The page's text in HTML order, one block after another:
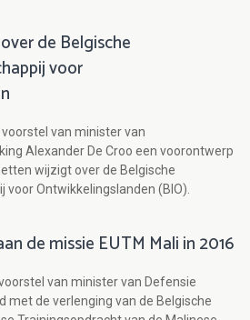
de Belgische
voor
van minister van
Alexander De Croo een voorontwerp
wijzigt over de Belgische
voor Ontwikkelingslanden (BIO).
de missie EUTM Mali in 2016
van minister van Defensie
met de verlenging van de Belgische